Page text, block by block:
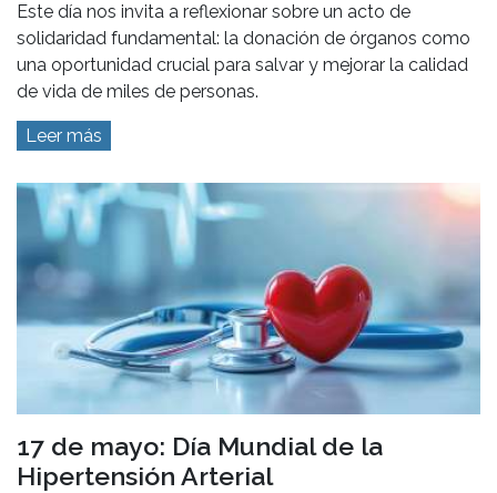
Este día nos invita a reflexionar sobre un acto de
solidaridad fundamental: la donación de órganos como
una oportunidad crucial para salvar y mejorar la calidad
de vida de miles de personas.
Leer más
17 de mayo: Día Mundial de la
Hipertensión Arterial